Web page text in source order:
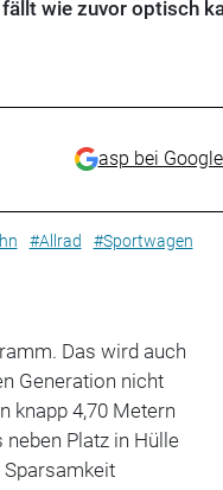
wie zuvor optisch
asp bei
#Allrad #Sportwagen
Das wird auch
Generation nicht
knapp 4,70 Metern
neben Platz in Hülle